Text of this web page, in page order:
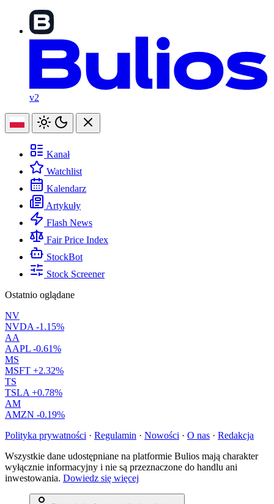
v2
Kanał
Watchlist
Kalendarz
Artykuły
Flash News
Fair Price Index
StockBot
Stock Screener
Ostatnio oglądane
NV
NVDA -1.15%
AA
AAPL -0.61%
MS
MSFT +2.32%
TS
TSLA +0.78%
AM
AMZN -0.19%
Polityka prywatności · Regulamin · Nowości · O nas · Redakcja
Wszystkie dane udostępniane na platformie Bulios mają charakter
wyłącznie informacyjny i nie są przeznaczone do handlu ani
inwestowania. Dowiedz się więcej